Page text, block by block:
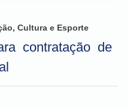
Cultura e Esporte
contratação de